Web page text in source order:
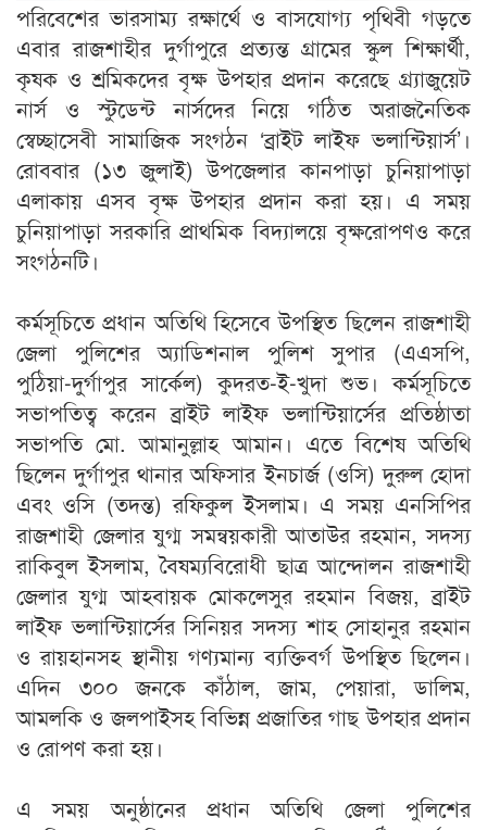
পরিবেশের ভারসাম্য রক্ষার্থে ও বাসযোগ্য পৃথিবী গড়তে
এবার রাজশাহীর দুর্গাপুরে প্রত্যন্ত গ্রামের স্কুল শিক্ষার্থী,
কৃষক ও শ্রমিকদের বৃক্ষ উপহার প্রদান করেছে গ্র্যাজুয়েট
নার্স ও স্টুডেন্ট নার্সদের নিয়ে গঠিত অরাজনৈতিক
স্বেচ্ছাসেবী সামাজিক সংগঠন ‘ব্রাইট লাইফ ভলান্টিয়ার্স’।
রোববার (১৩ জুলাই) উপজেলার কানপাড়া চুনিয়াপাড়া
এলাকায় এসব বৃক্ষ উপহার প্রদান করা হয়। এ সময়
চুনিয়াপাড়া সরকারি প্রাথমিক বিদ্যালয়ে বৃক্ষরোপণও করে
সংগঠনটি।
কর্মসূচিতে প্রধান অতিথি হিসেবে উপস্থিত ছিলেন রাজশাহী
জেলা পুলিশের অ্যাডিশনাল পুলিশ সুপার (এএসপি,
পুঠিয়া-দুর্গাপুর সার্কেল) কুদরত-ই-খুদা শুভ। কর্মসূচিতে
সভাপতিত্ব করেন ব্রাইট লাইফ ভলান্টিয়ার্সের প্রতিষ্ঠাতা
সভাপতি মো. আমানুল্লাহ আমান। এতে বিশেষ অতিথি
ছিলেন দুর্গাপুর থানার অফিসার ইনচার্জ (ওসি) দুরুল হোদা
এবং ওসি (তদন্ত) রফিকুল ইসলাম। এ সময় এনসিপির
রাজশাহী জেলার যুগ্ম সমন্বয়কারী আতাউর রহমান, সদস্য
রাকিবুল ইসলাম, বৈষম্যবিরোধী ছাত্র আন্দোলন রাজশাহী
জেলার যুগ্ম আহবায়ক মোকলেসুর রহমান বিজয়, ব্রাইট
লাইফ ভলান্টিয়ার্সের সিনিয়র সদস্য শাহ সোহানুর রহমান
ও রায়হানসহ স্থানীয় গণ্যমান্য ব্যক্তিবর্গ উপস্থিত ছিলেন।
এদিন ৩০০ জনকে কাঁঠাল, জাম, পেয়ারা, ডালিম,
আমলকি ও জলপাইসহ বিভিন্ন প্রজাতির গাছ উপহার প্রদান
ও রোপণ করা হয়।
এ সময় অনুষ্ঠানের প্রধান অতিথি জেলা পুলিশের